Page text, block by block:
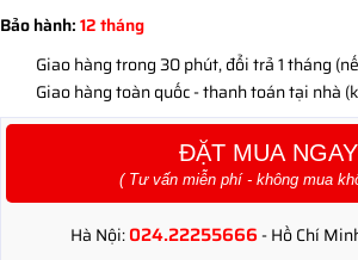
Bảo hành:12 tháng
Giao hàng trong 30 phút, đổi trả 1 tháng
Giao hàng toàn quốc - thanh toán tại nhà
ĐẶT MUA NGAY
( Tư vấn miễn phí - không mua
Hà Nội:024.22255666 - Hồ Chí